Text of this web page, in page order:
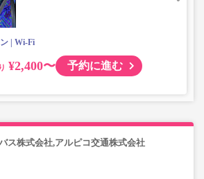
、清掃・除菌を徹底。
Wi-Fi
¥2,400〜 予約に進む
ス株式会社,アルピコ交通株式会社